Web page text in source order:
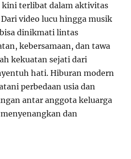
terlibat dalam aktivitas
video lucu hingga musik
dinikmati lintas
kebersamaan, dan tawa
kekuatan sejati dari
hati. Hiburan modern
perbedaan usia dan
antar anggota keluarga
dan